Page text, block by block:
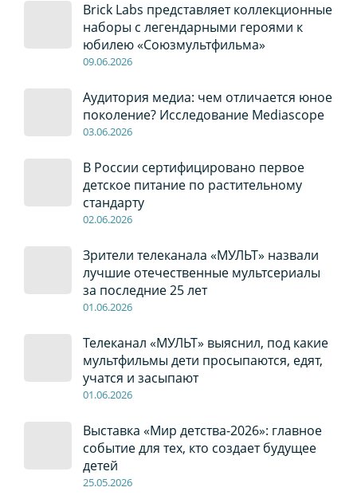
Brick Labs представляет коллекционные
наборы с легендарными героями к
юбилею «Союзмультфильма»
09.06.2026
Аудитория медиа: чем отличается юное
поколение? Исследование Mediascope
03.06.2026
В России сертифицировано первое
детское питание по растительному
стандарту
02.06.2026
Зрители телеканала «МУЛЬТ» назвали
лучшие отечественные мультсериалы
за последние 25 лет
01.06.2026
Телеканал «МУЛЬТ» выяснил, под какие
мультфильмы дети просыпаются, едят,
учатся и засыпают
01.06.2026
Выставка «Мир детства-2026»: главное
событие для тех, кто создает будущее
детей
25.05.2026